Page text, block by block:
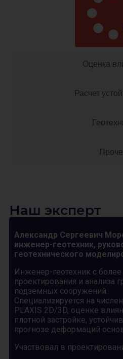
Оценка
Расчет
Наш эксперт
Александр Сергеевич
инженер-геотехник,
геотехнического
Инженер-геотехник с
проектирования и анализа
подземных сооружений.
Специализируется на
PLAXIS 2D/3D, оценке
плотной застройке,
прогнозе деформаций
Участвовал в